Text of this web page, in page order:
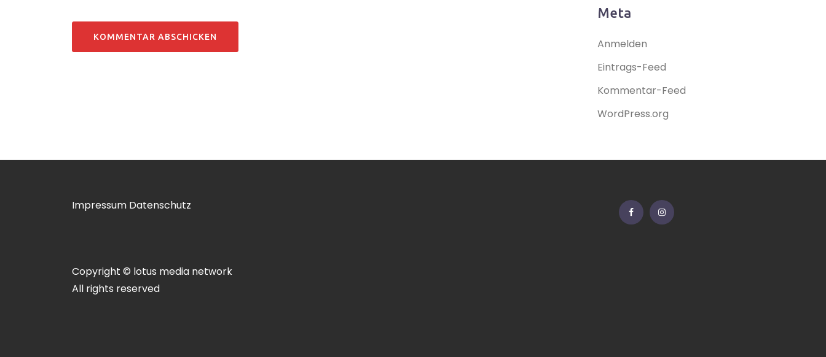
Meta
Anmelden
Eintrags-Feed
Kommentar-Feed
WordPress.org
Impressum Datenschutz
Copyright © lotus media network
All rights reserved
FacebookInstagram